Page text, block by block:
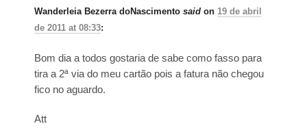
Wanderleia Bezerra doNascimento said on 19 de abril
de 2011 at 08:33:
Bom dia a todos gostaria de sabe como fasso para
tira a 2ª via do meu cartão pois a fatura não chegou
fico no aguardo.
Att